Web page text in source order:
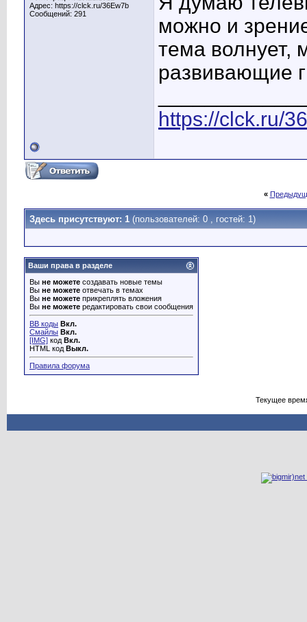
Адрес: https://clck.ru/36Ew7b
Сообщений: 291
можно и
тема волнует,
развивающие
https://clck.ru/
«
Здесь присутствуют: 1 (пользователей: 0 , гостей: 1)
Ваши права в разделе
Вы не можете создавать новые темы
Вы не можете отвечать в темах
Вы не можете прикреплять вложения
Вы не можете редактировать свои сообщения
BB коды Вкл.
Смайлы Вкл.
[IMG] код Вкл.
HTML код Выкл.
Правила форума
Текущее